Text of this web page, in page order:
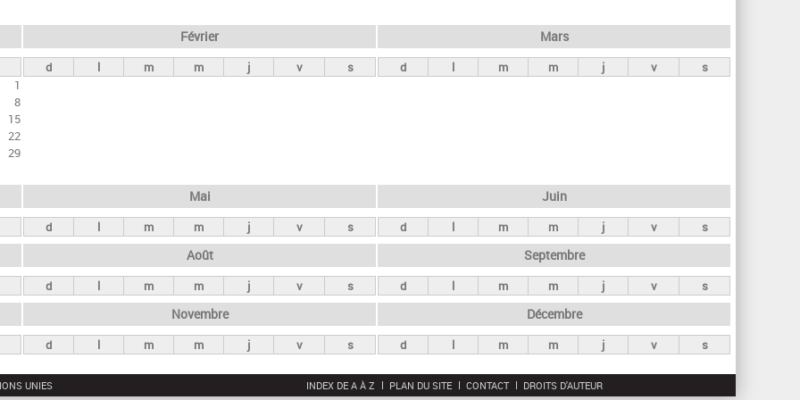
r
c
1
8
15
22
29
Février
d l m m j v s
Mars
d l m m j v s
Mai
d l m m j v s
Juin
d l m m j v s
Août
d l m m j v s
Septembre
d l m m j v s
Novembre
d l m m j v s
Décembre
d l m m j v s
UNIES INDEX DE A À Z PLAN DU SITE CONTACT DROITS D'AUTEUR